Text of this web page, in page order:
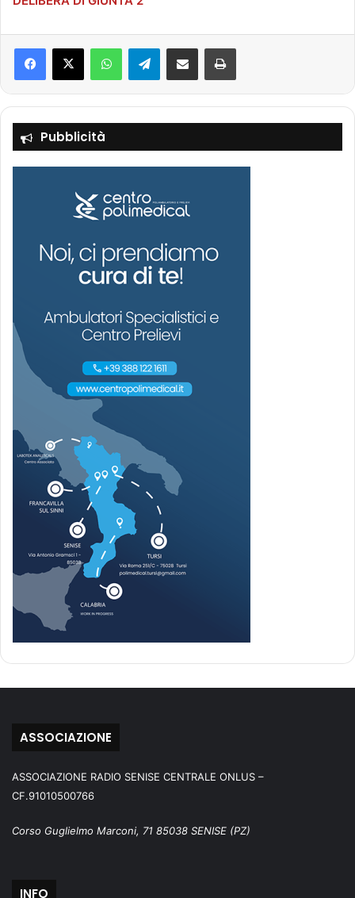
Telegram
Pubblicità
ASSOCIAZIONE
ASSOCIAZIONE RADIO SENISE CENTRALE ONLUS –
CF.91010500766
Corso Guglielmo Marconi, 71 85038 SENISE (PZ)
INFO